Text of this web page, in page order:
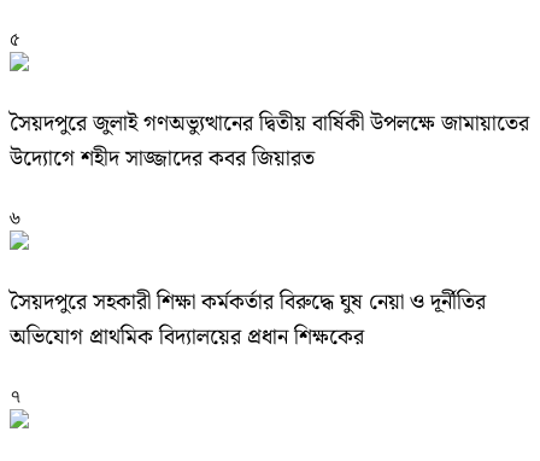
৫
সৈয়দপুরে জুলাই গণঅভ্যুত্থানের দ্বিতীয় বার্ষিকী উপলক্ষে জামায়াতের
উদ্যোগে শহীদ সাজ্জাদের কবর জিয়ারত
৬
সৈয়দপুরে সহকারী শিক্ষা কর্মকর্তার বিরুদ্ধে ঘুষ নেয়া ও দূর্নীতির
অভিযোগ প্রাথমিক বিদ্যালয়ের প্রধান শিক্ষকের
৭